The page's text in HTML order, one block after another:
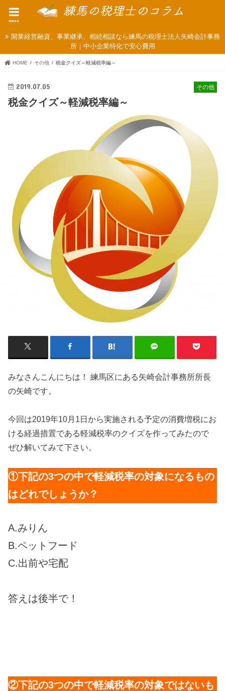
menu
開業経営融資、事業継承、相続相談なら練馬の税理士法人矢崎会計事務
所｜中小企業特化で安心費用
HOME その他 税金クイズ～軽減税率編～
その他
2019.07.05
税金クイズ～軽減税率編～
みなさんこんにちは！ 練馬区にある矢崎会計事務所所長
の矢崎です。
今回は2019年10月1日から実施される予定の消費増税にお
ける経過措置である軽減税率のクイズを作ってみたので
ぜひ解いてみて下さい。
①下記の3つの中で軽減税率の対象になるもの
はどれでしょうか？
A.みりん
B.ペットフード
C.出前や宅配
答えは後半で！
②下記の3つの中で軽減税率の対象ではないも